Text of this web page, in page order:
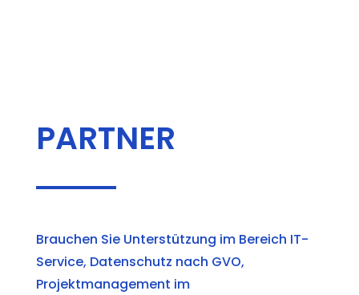
PARTNER
Brauchen Sie Unterstützung im Bereich IT-
Service, Datenschutz nach GVO,
Projektmanagement im